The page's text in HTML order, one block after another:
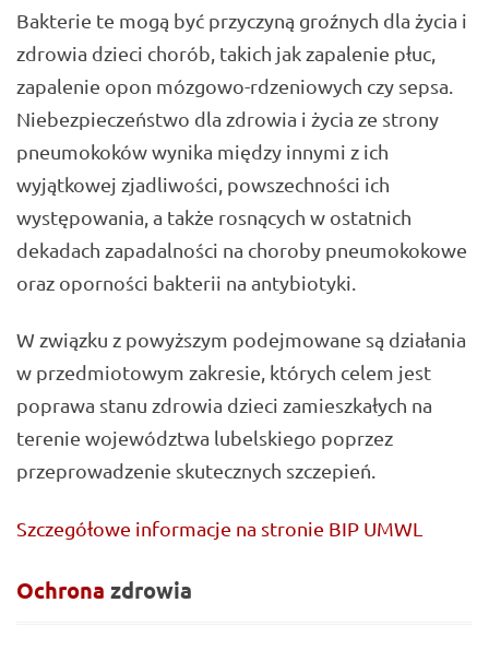
Bakterie te mogą być przyczyną groźnych dla życia i
zdrowia dzieci chorób, takich jak zapalenie płuc,
zapalenie opon mózgowo-rdzeniowych czy sepsa.
Niebezpieczeństwo dla zdrowia i życia ze strony
pneumokoków wynika między innymi z ich
wyjątkowej zjadliwości, powszechności ich
występowania, a także rosnących w ostatnich
dekadach zapadalności na choroby pneumokokowe
oraz oporności bakterii na antybiotyki.
W związku z powyższym podejmowane są działania
w przedmiotowym zakresie, których celem jest
poprawa stanu zdrowia dzieci zamieszkałych na
terenie województwa lubelskiego poprzez
przeprowadzenie skutecznych szczepień.
Szczegółowe informacje na stronie BIP UMWL
Ochrona zdrowia